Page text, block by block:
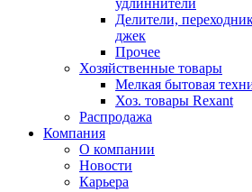
удлиннители
Делители,
джек
Прочее
Хозяйственные товары
Мелкая бытовая
Хоз. товары Rexant
Распродажа
Компания
О компании
Новости
Карьера